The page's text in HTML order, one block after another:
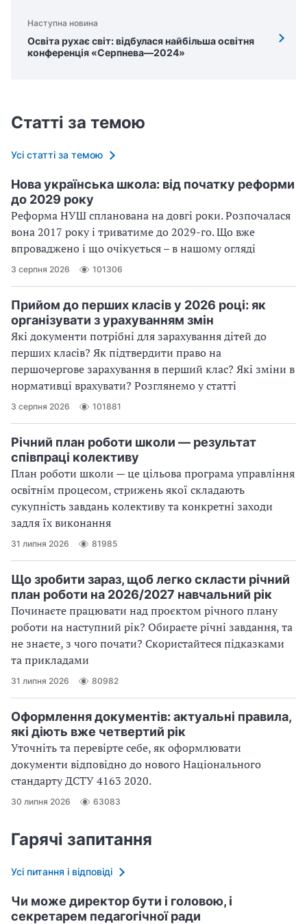
Наступна новина
Освіта рухає світ: відбулася найбільша освітня
конференція «Серпнева—2024»
Статті за темою
Усі статті за темою
Нова українська школа: від початку реформи
до 2029 року
Реформа НУШ спланована на довгі роки. Розпочалася
вона 2017 року і триватиме до 2029-го. Що вже
впроваджено і що очікується – в нашому огляді
3 серпня 2026 101306
Прийом до перших класів у 2026 році: як
організувати з урахуванням змін
Які документи потрібні для зарахування дітей до
перших класів? Як підтвердити право на
першочергове зарахування в перший клас? Які зміни в
нормативці врахувати? Розглянемо у статті
3 серпня 2026 101881
Річний план роботи школи — результат
співпраці колективу
План роботи школи — це цільова програма управління
освітнім процесом, стрижень якої складають
сукупність завдань колективу та конкретні заходи
задля їх виконання
31 липня 2026 81985
Що зробити зараз, щоб легко скласти річний
план роботи на 2026/2027 навчальний рік
Починаєте працювати над проєктом річного плану
роботи на наступний рік? Обираєте річні завдання, та
не знаєте, з чого почати? Скористайтеся підказками
та прикладами
31 липня 2026 80982
Оформлення документів: актуальні правила,
які діють вже четвертий рік
Уточніть та перевірте себе, як оформлювати
документи відповідно до нового Націо­нального
стандарту ДСТУ 4163 2020.
30 липня 2026 63083
Гарячі запитання
Усі питання і відповіді
Чи може директор бути і головою, і
секретарем педагогічної ради